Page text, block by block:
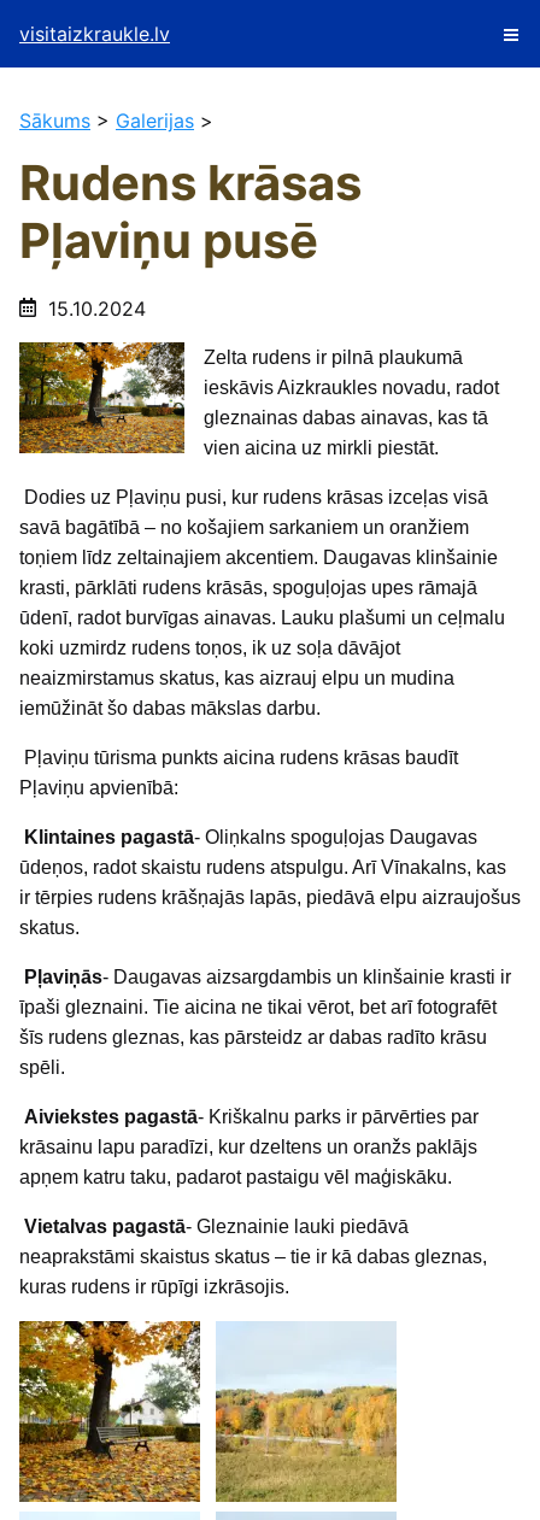
visitaizkraukle.lv
Sākums > Galerijas >
Rudens krāsas
Pļaviņu pusē
15.10.2024
Zelta rudens ir pilnā plaukumā
ieskāvis Aizkraukles novadu, radot
gleznainas dabas ainavas, kas tā
vien aicina uz mirkli piestāt.
Dodies uz Pļaviņu pusi, kur rudens krāsas izceļas visā
savā bagātībā – no košajiem sarkaniem un oranžiem
toņiem līdz zeltainajiem akcentiem. Daugavas klinšainie
krasti, pārklāti rudens krāsās, spoguļojas upes rāmajā
ūdenī, radot burvīgas ainavas. Lauku plašumi un ceļmalu
koki uzmirdz rudens toņos, ik uz soļa dāvājot
neaizmirstamus skatus, kas aizrauj elpu un mudina
iemūžināt šo dabas mākslas darbu.
Pļaviņu tūrisma punkts aicina rudens krāsas baudīt
Pļaviņu apvienībā:
Klintaines pagastā- Oliņkalns spoguļojas Daugavas
ūdeņos, radot skaistu rudens atspulgu. Arī Vīnakalns, kas
ir tērpies rudens krāšņajās lapās, piedāvā elpu aizraujošus
skatus.
Pļaviņās- Daugavas aizsargdambis un klinšainie krasti ir
īpaši gleznaini. Tie aicina ne tikai vērot, bet arī fotografēt
šīs rudens gleznas, kas pārsteidz ar dabas radīto krāsu
spēli.
Aiviekstes pagastā- Kriškalnu parks ir pārvērties par
krāsainu lapu paradīzi, kur dzeltens un oranžs paklājs
apņem katru taku, padarot pastaigu vēl maģiskāku.
Vietalvas pagastā- Gleznainie lauki piedāvā
neaprakstāmi skaistus skatus – tie ir kā dabas gleznas,
kuras rudens ir rūpīgi izkrāsojis.